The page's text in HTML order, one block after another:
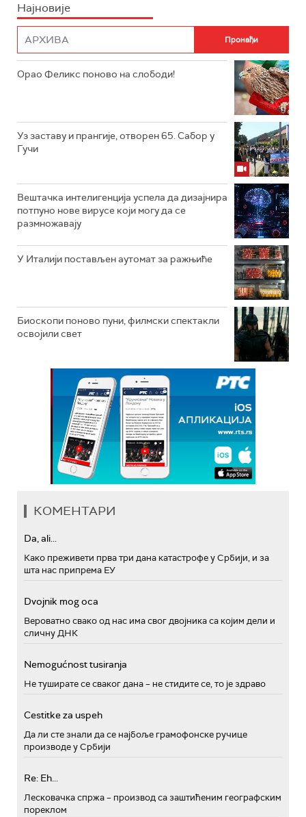
Најновије
Орао Феликс поново на слободи!
Уз заставу и прангије, отворен 65. Сабор у
Гучи
Вештачка интелигенција успела да дизајнира
потпуно нове вирусе који могу да се
размножавају
У Италији постављен аутомат за ражњиће
Биоскопи поново пуни, филмски спектакли
освојили свет
КОМЕНТАРИ
Da, ali...
Како преживети прва три дана катастрофе у Србији, и за
шта нас припрема ЕУ
Dvojnik mog oca
Вероватно свако од нас има свог двојника са којим дели и
сличну ДНК
Nemogućnost tusiranja
Не туширате се сваког дана – не стидите се, то је здраво
Cestitke za uspeh
Да ли сте знали да се најбоље грамофонске ручице
производе у Србији
Re: Eh...
Лесковачка спржа – производ са заштићеним географским
пореклом